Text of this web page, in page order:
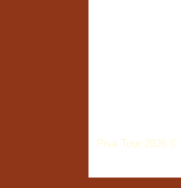
Pisa Tour 2026 ©